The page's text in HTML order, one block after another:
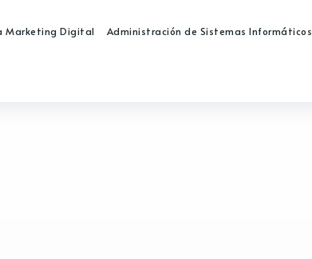
Marketing Digital Administración de Sistemas Informáticos